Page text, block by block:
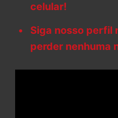
celular!
Siga nosso perfil
perder nenhuma